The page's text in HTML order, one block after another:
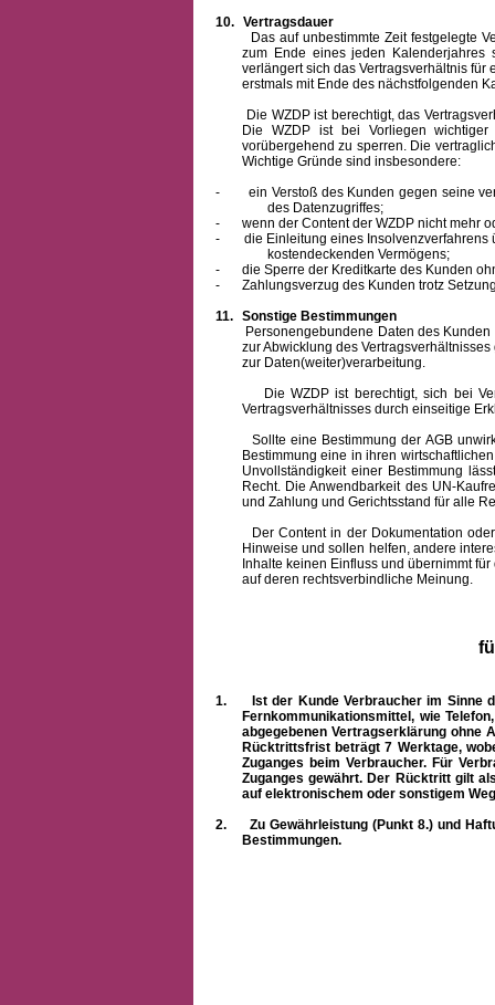
10. Vertragsdauer
Das auf unbestimmte Zeit festgelegte
zum Ende eines jeden Kalenderjahres
verlängert sich das Vertragsverhältnis
erstmals mit Ende des nächstfolgenden
Die WZDP ist berechtigt, das
Die WZDP ist bei Vorliegen
vorübergehend zu sperren. Die
Wichtige Gründe sind insbesondere:
-
ein Verstoß des Kunden gegen seine
des Datenzugriffes;
-
wenn der Content der WZDP nicht mehr
-
die Einleitung eines
kostendeckenden Vermögens;
-
die Sperre der Kreditkarte des Kunden
-
Zahlungsverzug des Kunden trotz
11. Sonstige Bestimmungen
Personengebundene Daten des Kunden
zur Abwicklung des
zur Daten(weiter)verarbeitung.
Die WZDP ist berechtigt, sich bei
Vertragsverhältnisses durch einseitige
Sollte eine Bestimmung der AGB
Bestimmung eine in ihren
Unvollständigkeit einer Bestimmung
Recht. Die Anwendbarkeit des UN-
und Zahlung und Gerichtsstand für alle
Der Content in der Dokumentation oder
Hinweise und sollen helfen, andere
Inhalte keinen Einfluss und übernimmt
auf deren rechtsverbindliche Meinung.
1.
Ist der Kunde Verbraucher im Sinne
Fernkommunikationsmittel, wie
abgegebenen Vertragserklärung ohne
Rücktrittsfrist beträgt 7 Werktage,
Zuganges beim Verbraucher. Für
Zuganges gewährt. Der Rücktritt gilt
auf elektronischem oder sonstigem
2.
Zu Gewährleistung (Punkt 8.) und
Bestimmungen.